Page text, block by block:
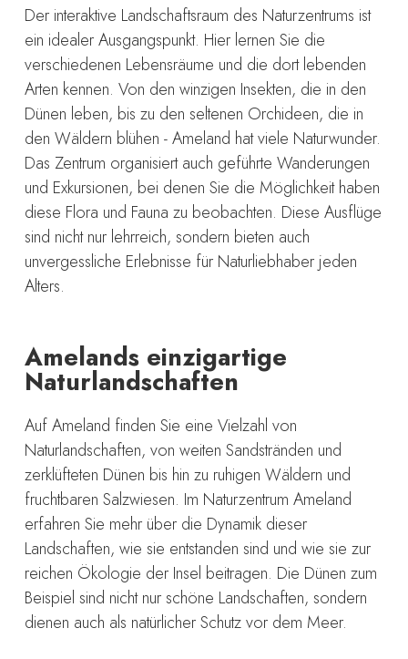
Der interaktive Landschaftsraum des Naturzentrums ist
ein idealer Ausgangspunkt. Hier lernen Sie die
verschiedenen Lebensräume und die dort lebenden
Arten kennen. Von den winzigen Insekten, die in den
Dünen leben, bis zu den seltenen Orchideen, die in
den Wäldern blühen - Ameland hat viele Naturwunder.
Das Zentrum organisiert auch geführte Wanderungen
und Exkursionen, bei denen Sie die Möglichkeit haben
diese Flora und Fauna zu beobachten. Diese Ausflüge
sind nicht nur lehrreich, sondern bieten auch
unvergessliche Erlebnisse für Naturliebhaber jeden
Alters.
Amelands einzigartige
Naturlandschaften
Auf Ameland finden Sie eine Vielzahl von
Naturlandschaften, von weiten Sandstränden und
zerklüfteten Dünen bis hin zu ruhigen Wäldern und
fruchtbaren Salzwiesen. Im Naturzentrum Ameland
erfahren Sie mehr über die Dynamik dieser
Landschaften, wie sie entstanden sind und wie sie zur
reichen Ökologie der Insel beitragen. Die Dünen zum
Beispiel sind nicht nur schöne Landschaften, sondern
dienen auch als natürlicher Schutz vor dem Meer.